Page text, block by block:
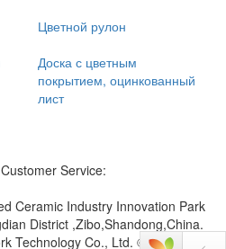
Цветной рулон
Доска с цветным
покрытием, оцинкованный
лист
Service:
Ceramic Industry Innovation Park
District ,Zibo,Shandong,China.
Technology Co., Ltd. © Qimaotong